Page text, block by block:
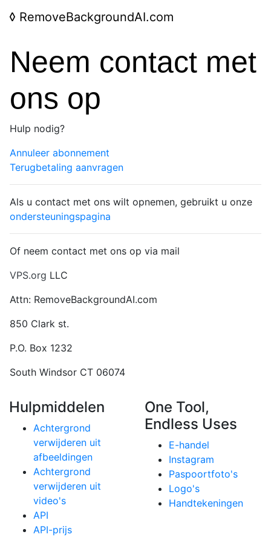
◊ RemoveBackgroundAI.com
Neem contact met
ons op
Hulp nodig?
Annuleer abonnement
Terugbetaling aanvragen
Als u contact met ons wilt opnemen, gebruikt u onze
ondersteuningspagina
Of neem contact met ons op via mail
VPS.org LLC
Attn: RemoveBackgroundAI.com
850 Clark st.
P.O. Box 1232
South Windsor CT 06074
Hulpmiddelen
Achtergrond
verwijderen uit
afbeeldingen
Achtergrond
verwijderen uit
video's
API
API-prijs
One Tool,
Endless Uses
E-handel
Instagram
Paspoortfoto's
Logo's
Handtekeningen